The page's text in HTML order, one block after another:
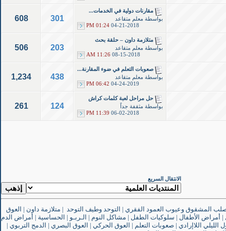
مقارنات دولية في الخدمات...
بواسطة معلم متقاعد
04-21-2018
01:24 PM
301
608
متلازمة داون – حلقة بحث
بواسطة معلم متقاعد
08-15-2018
11:26 AM
203
506
صعوبات التعلم في ضوء المقارنة...
بواسطة معلم متقاعد
04-24-2019
06:42 PM
438
1,234
حل مراحل لعبة كلمات كراش
بواسطة مثقفة جداً
06-02-2018
11:39 PM
124
261
الانتقال السريع
المشقوق وعيوب العمود الفقري | التوحد وطيف التوحد | متلازمة داون | العوق
| أمراض الأطفال | سلوكيات الطفل | مشاكل النوم | الـربـو | الحساسية | أمراض الدم
الليلي اللاإرادي | صعوبات التعلم | العوق الحركي | العوق البصري | الدمج التربوي |